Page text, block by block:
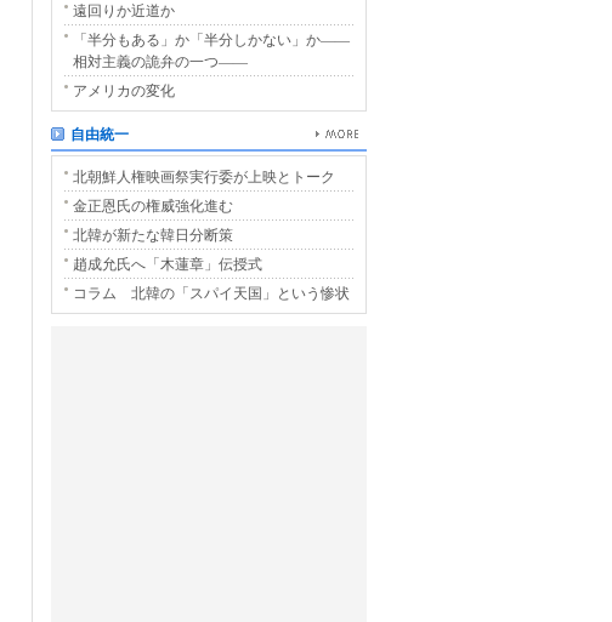
遠回りか近道か
「半分もある」か「半分しかない」か――
相対主義の詭弁の一つ――
アメリカの変化
自由統一
北朝鮮人権映画祭実行委が上映とトーク
金正恩氏の権威強化進む
北韓が新たな韓日分断策
趙成允氏へ「木蓮章」伝授式
コラム 北韓の「スパイ天国」という惨状